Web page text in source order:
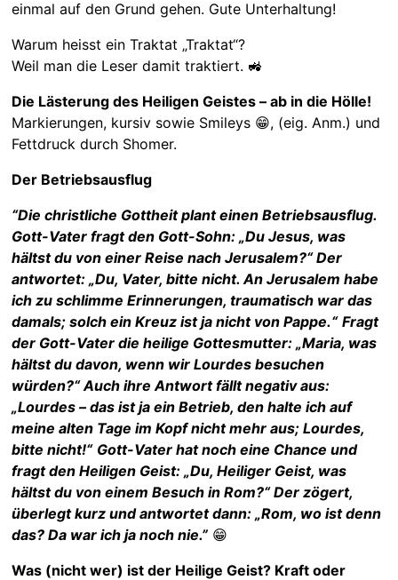
einmal auf den Grund gehen. Gute Unterhaltung!
Warum heisst ein Traktat „Traktat“?
Weil man die Leser damit traktiert. 🚜
Die Lästerung des Heiligen Geistes – ab in die Hölle!
Markierungen, kursiv sowie Smileys 😁, (eig. Anm.) und
Fettdruck durch Shomer.
Der Betriebsausflug
“Die christliche Gottheit plant einen Betriebsausflug.
Gott-Vater fragt den Gott-Sohn: „Du Jesus, was
hältst du von einer Reise nach Jerusalem?“ Der
antwortet: „Du, Vater, bitte nicht. An Jerusalem habe
ich zu schlimme Erinnerungen, traumatisch war das
damals; solch ein Kreuz ist ja nicht von Pappe.“ Fragt
der Gott-Vater die heilige Gottesmutter: „Maria, was
hältst du davon, wenn wir Lourdes besuchen
würden?“ Auch ihre Antwort fällt negativ aus:
„Lourdes – das ist ja ein Betrieb, den halte ich auf
meine alten Tage im Kopf nicht mehr aus; Lourdes,
bitte nicht!“ Gott-Vater hat noch eine Chance und
fragt den Heiligen Geist: „Du, Heiliger Geist, was
hältst du von einem Besuch in Rom?“ Der zögert,
überlegt kurz und antwortet dann: „Rom, wo ist denn
das? Da war ich ja noch nie.”😁
Was (nicht wer) ist der Heilige Geist? Kraft oder